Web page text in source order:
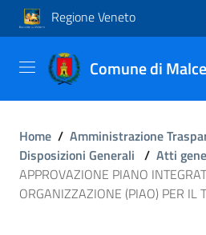
Regione Veneto
Comune di
Home / Amministrazione
Disposizioni Generali / Atti
APPROVAZIONE PIANO
ORGANIZZAZIONE (PIAO) PER